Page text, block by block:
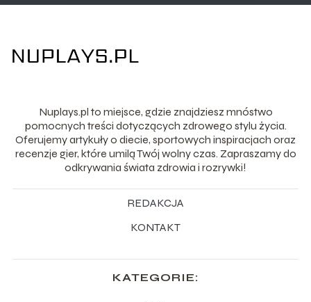
Nuplays.pl to miejsce, gdzie znajdziesz mnóstwo
pomocnych treści dotyczących zdrowego stylu życia.
Oferujemy artykuły o diecie, sportowych inspiracjach oraz
recenzje gier, które umilą Twój wolny czas. Zapraszamy do
odkrywania świata zdrowia i rozrywki!
REDAKCJA
KONTAKT
KATEGORIE: